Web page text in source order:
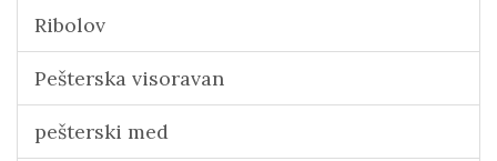
Ribolov
Pešterska visoravan
pešterski med